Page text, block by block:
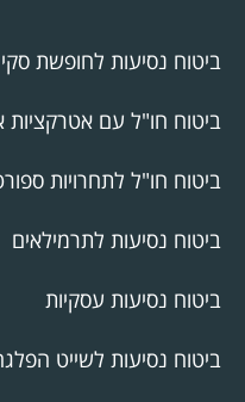
ביטוח נסיעות לחופשת סקי
ביטוח חו"ל עם אטרקציות
ביטוח חו"ל לתחרויות
ביטוח נסיעות לתרמילאים
ביטוח נסיעות עסקיות
ביטוח נסיעות לשייט